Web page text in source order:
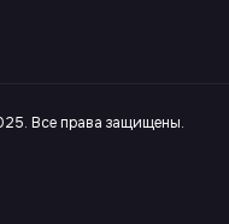
Все права защищены.